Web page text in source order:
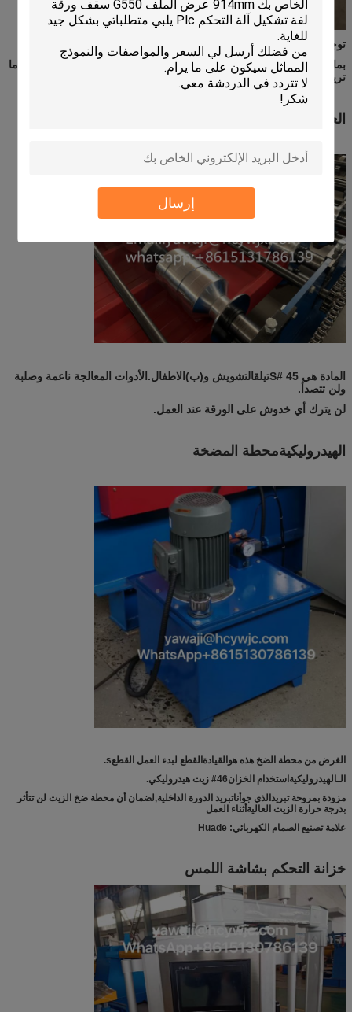
إرسال
توجيه لفافة تأتي في الموقف الصحيح يذهبإلى التشكيل بالجلد
بما في ذلكاليد سحب القطع D
evice، فمن المناسب لقطع الملف قبل عندما
تريد
اللون أو السماكة.
العمود والعجلة
المادة هي 45 # Sتيلقالتشويش و(ب) الاطفال. الأدوات المعالجة ناعمة وصلبة
ولن تتصدأ.
لن يترك أي خدوش على الورقة عند العمل.
الهيدروليكيةمحطة المضخة
الغرض من محطة الضخ هذه هو القيادة القطع لبدء العمل القطعs.
الـالهيدروليكية استخدام الخزان 46 # زيت هيدروليكي.
مزودة بمروحة تبريد الذي جو أناتبريد الدورة الداخلية,لضمان أن محطة ضخ الزيت لن تتأثر
بدرجة حرارة الزيت العالية أثناء العمل
علامة تصنيع الصمام الكهربائي: Huade
خزانة التحكم بشاشة اللمس